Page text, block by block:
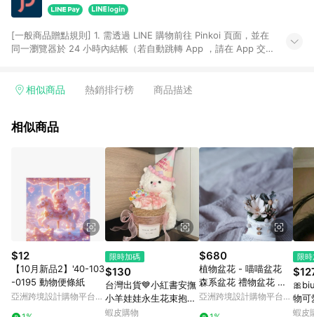
[一般商品贈點規則] 1. 需透過 LINE 購物前往 Pinkoi 頁面，並在
同一瀏覽器於 24 小時內結帳（若自動跳轉 App ，請在 App 交
回饋訂單不得享有 Pinkoi 站方優惠，例如首購優惠，P coins，
行為，不具贈點資格，部分退款不在此限。 6. APP 請更新至
貨後 45 天後發送。 8. 群眾募資商品，禮物卡，開館保證金，補
運費，攤位費等不具贈點資格。 9. LINE 購物站上之商品規格、
顏色、價位、贈品如與 Pinkoi 商品資訊頁及購物車不符，以
Pinkoi 購物商品資訊頁及購物車標示為準。 10. 點數紅包使用規
則請以點數紅包活動說明為準。 11. 若於 LINE 購物前往 Pinkoi
頁面後才首次下載 Pinkoi APP 並完成訂單，不符合導購資格；承
上，首次下載 Pinkoi APP 後，需透過 LINE 購物前往 Pinkoi 頁
面，方享導購資格。
相似商品 熱銷排行榜 商品描述
相似商品
$12
【10月新品2】'40-103
-0195 動物便條紙
亞洲跨境設計購物平台
限時加碼
$130
台灣出貨💙小紅書安撫
小羊娃娃永生花束抱抱
桶生日禮物送女生閨蜜
蝦皮購物
$680
植物盆花 - 喵喵盆花
森系盆花 禮物盆花 貓
掌 (附手寫字祝福卡
亞洲跨境設計購物平台
限
物可
圓藍
蝦皮